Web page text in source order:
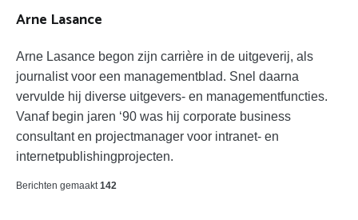
Arne Lasance
Arne Lasance begon zijn carrière in de uitgeverij, als
journalist voor een managementblad. Snel daarna
vervulde hij diverse uitgevers- en managementfuncties.
Vanaf begin jaren ‘90 was hij corporate business
consultant en projectmanager voor intranet- en
internetpublishingprojecten.
Berichten gemaakt 142